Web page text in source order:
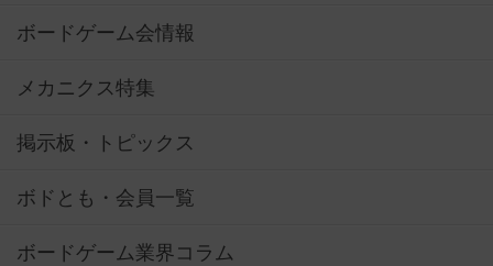
ボードゲーム会情報
メカニクス特集
掲示板・トピックス
ボドとも・会員一覧
ボードゲーム業界コラム